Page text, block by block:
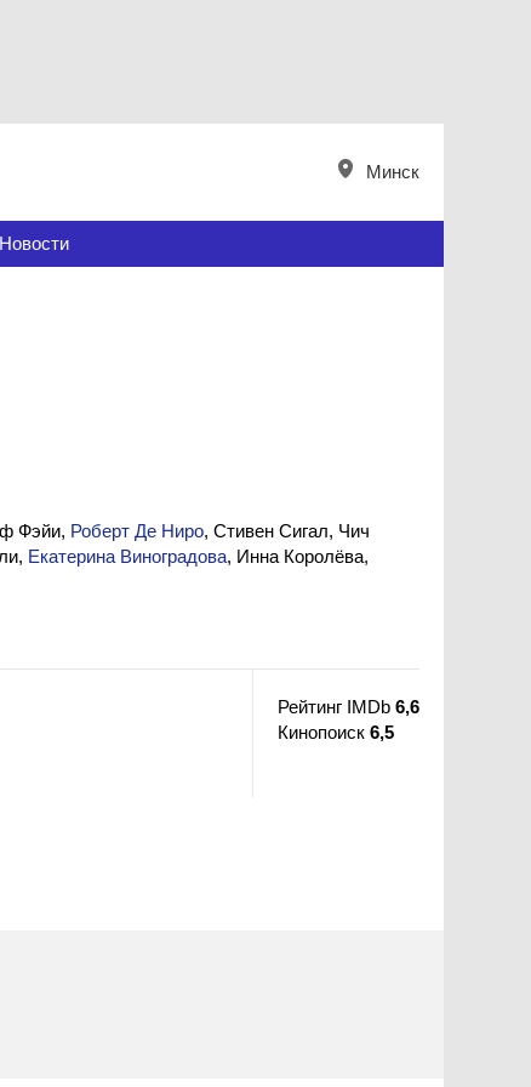
Минск
Новости
Фэйи, Роберт Де Ниро, Стивен Сигал, Чич
Екатерина Виноградова, Инна Королёва,
Рейтинг IMDb 6,6
Кинопоиск 6,5